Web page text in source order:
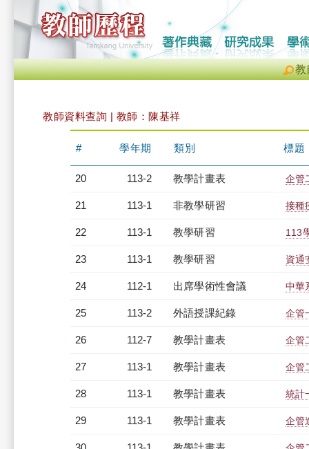
教
教師資料查詢 | 教師：陳基祥
# 學年期 類別 標題
20 113-2 教學計畫表 企管
21 113-1 非教學研習 接種
22 113-1 教學研習 113
23 113-1 教學研習 資通
24 112-1 出席學術性會議 中華
25 113-2 外語授課紀錄 企管
26 112-7 教學計畫表 企管
27 113-1 教學計畫表 企管
28 113-1 教學計畫表 統計
29 113-1 教學計畫表 企管